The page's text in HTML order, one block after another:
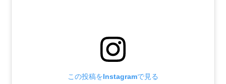
この投稿をInstagramで見る